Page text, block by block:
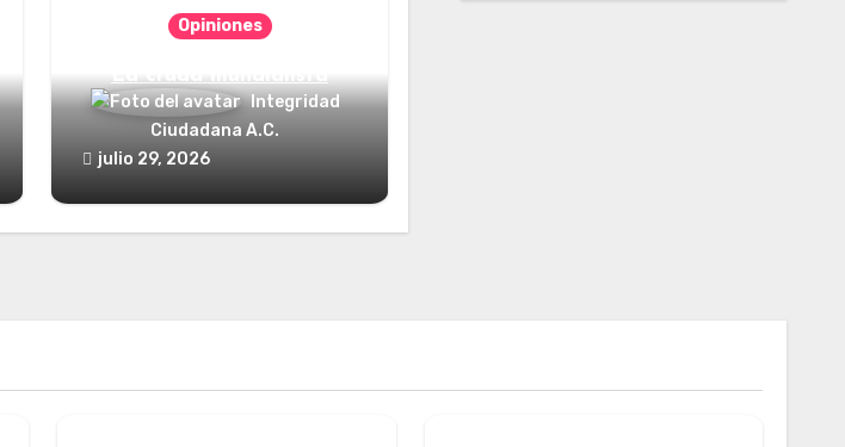
Opiniones
La cruda mundialista
Integridad
Ciudadana A.C.
julio 29, 2026